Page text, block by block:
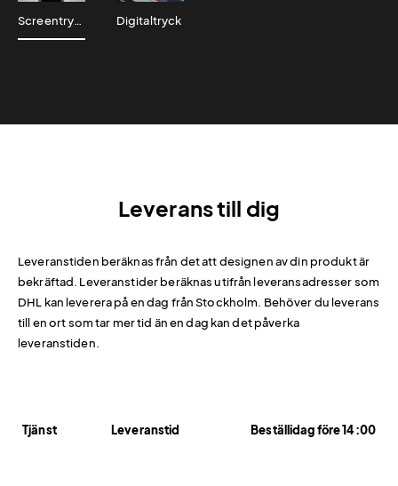
Screentryck Digitaltryck
Leverans till dig
Leveranstiden beräknas från det att designen av din produkt är
bekräftad. Leveranstider beräknas utifrån leveransadresser som
DHL kan leverera på en dag från Stockholm. Behöver du leverans
till en ort som tar mer tid än en dag kan det påverka
leveranstiden.
Tjänst Leveranstid Beställidag före 14:00